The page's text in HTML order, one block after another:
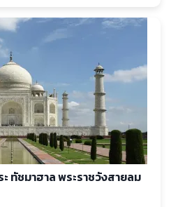
ทัชมาฮาล พระราชวังสายลม